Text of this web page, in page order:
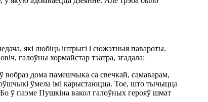
які любіць інтрыгі і сюжэтныя павароты.
галоўны хормайстар тэатра, згадала:
дома памешчыка са свечкай, самаварам,
ўмела імі карыстаюцца. Тое, што тычыцца
ў паэме Пушкіна вакол галоўных герояў шмат